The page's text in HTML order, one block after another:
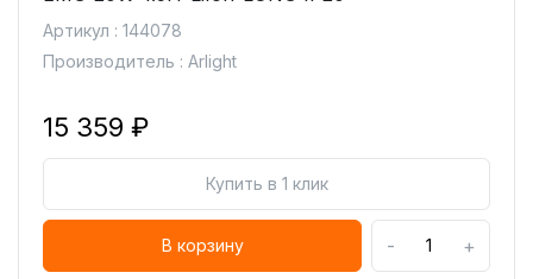
Артикул : 144078
Производитель : Arlight
15 359 ₽
Купить в 1 клик
В корзину - +